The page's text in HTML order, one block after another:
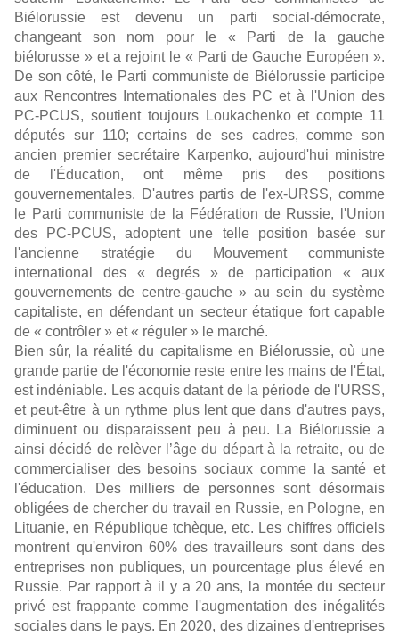
Biélorussie est devenu un parti social-démocrate,
changeant son nom pour le « Parti de la gauche
biélorusse » et a rejoint le « Parti de Gauche Européen ».
De son côté, le Parti communiste de Biélorussie participe
aux Rencontres Internationales des PC et à l'Union des
PC-PCUS, soutient toujours Loukachenko et compte 11
députés sur 110; certains de ses cadres, comme son
ancien premier secrétaire Karpenko, aujourd'hui ministre
de l'Éducation, ont même pris des positions
gouvernementales. D'autres partis de l'ex-URSS, comme
le Parti communiste de la Fédération de Russie, l'Union
des PC-PCUS, adoptent une telle position basée sur
l'ancienne stratégie du Mouvement communiste
international des « degrés » de participation « aux
gouvernements de centre-gauche » au sein du système
capitaliste, en défendant un secteur étatique fort capable
de « contrôler » et « réguler » le marché.
Bien sûr, la réalité du capitalisme en Biélorussie, où une
grande partie de l'économie reste entre les mains de l'État,
est indéniable. Les acquis datant de la période de l'URSS,
et peut-être à un rythme plus lent que dans d'autres pays,
diminuent ou disparaissent peu à peu. La Biélorussie a
ainsi décidé de relèver l’âge du départ à la retraite, ou de
commercialiser des besoins sociaux comme la santé et
l'éducation. Des milliers de personnes sont désormais
obligées de chercher du travail en Russie, en Pologne, en
Lituanie, en République tchèque, etc. Les chiffres officiels
montrent qu'environ 60% des travailleurs sont dans des
entreprises non publiques, un pourcentage plus élevé en
Russie. Par rapport à il y a 20 ans, la montée du secteur
privé est frappante comme l'augmentation des inégalités
sociales dans le pays. En 2020, des dizaines d'entreprises